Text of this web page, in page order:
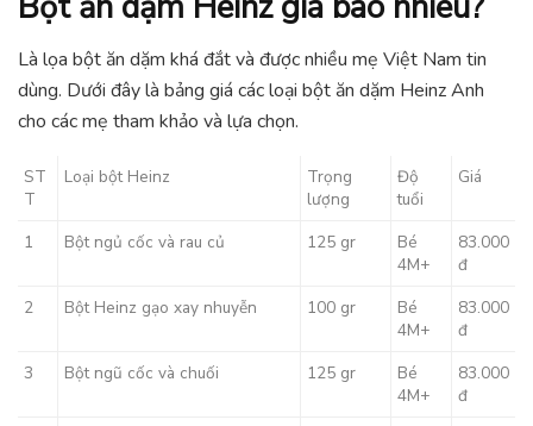
Là lọa bột ăn dặm khá đắt và được nhiều mẹ Việt Nam tin
dùng. Dưới đây là bảng giá các loại bột ăn dặm Heinz Anh
cho các mẹ tham khảo và lựa chọn.
ST
T
Loại bột Heinz
Trọng
lượng
Độ
tuổi
Giá
1 Bột ngủ cốc và rau củ 125 gr
Bé
4M+
83.000
đ
2
Bột Heinz gạo xay nhuyễn 100 gr
Bé
4M+
83.000
đ
3
Bột ngũ cốc và chuối 125 gr
Bé
4M+
83.000
đ